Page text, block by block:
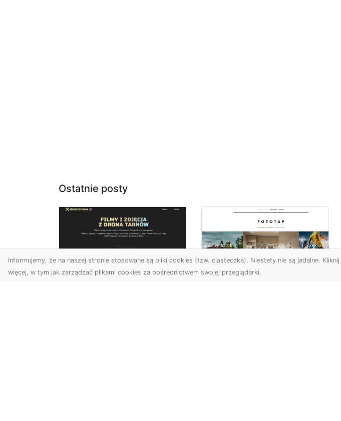
Ostatnie posty
Informujemy, że na naszej stronie stosowane są pliki cookies (tzw. ciasteczka). Niestety nie są jadalne. Kliknij
więcej, w tym jak zarządzać plikami cookies za pośrednictwem swojej przeglądarki.